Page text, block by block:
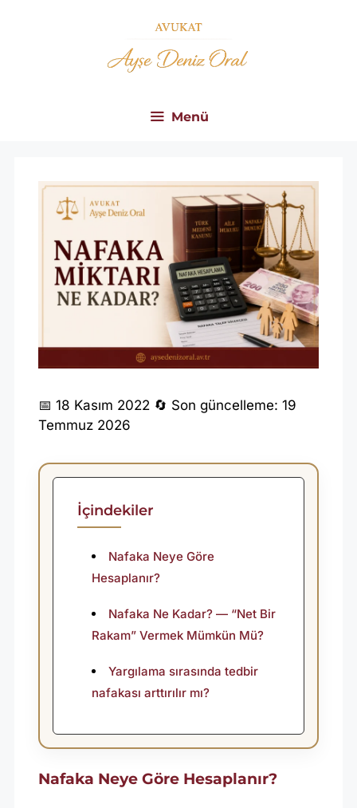
Menü
2
0
2
A
A
📅 18 Kasım 2022 🔄 Son güncelleme: 19
Temmuz 2026
İçindekiler
Nafaka Neye Göre
Hesaplanır?
Nafaka Ne Kadar? — “Net Bir
Rakam” Vermek Mümkün Mü?
Yargılama sırasında tedbir
nafakası arttırılır mı?
Nafaka Neye Göre Hesaplanır?